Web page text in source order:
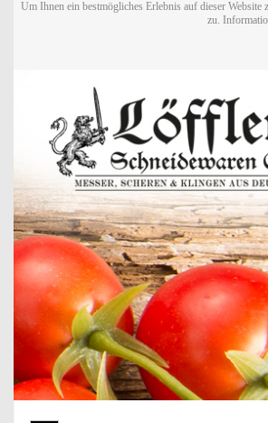
Um Ihnen ein bestmögliches Erlebnis auf dieser
zu.